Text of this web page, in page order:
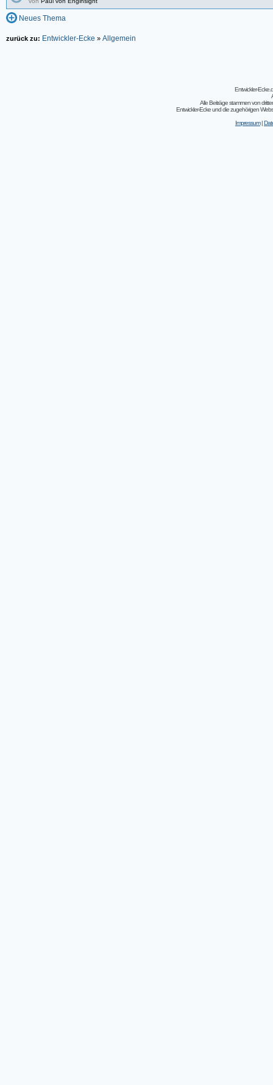
Neues Thema
zurück zu: Entwickler-Ecke » Allgemein
Entwickler-
Alle Beiträge stammen von
Entwickler-Ecke und die zugehörigen
Impressum|